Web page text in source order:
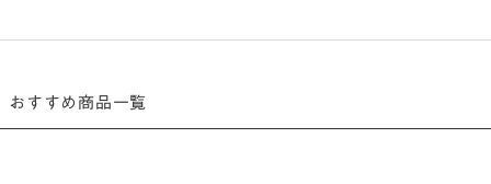
おすすめ商品一覧